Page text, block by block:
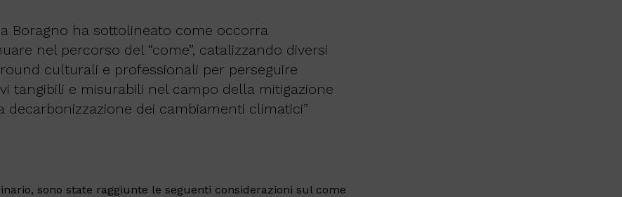
Boragno ha sottolineato come occorra
nel percorso del “come”, catalizzando diversi
culturali e professionali per perseguire
tangibili e misurabili nel campo della mitigazione
decarbonizzazione dei cambiamenti climatici”
sono state raggiunte le seguenti considerazioni sul come